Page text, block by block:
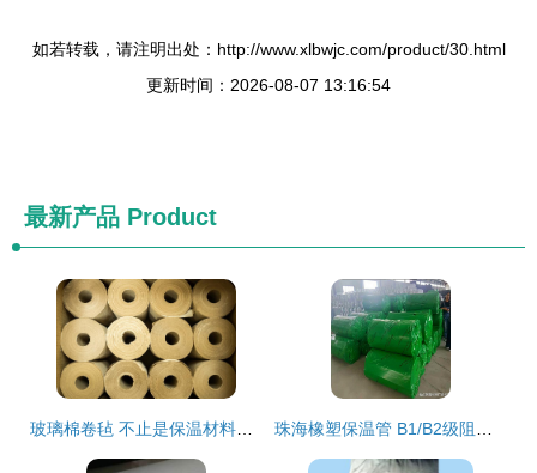
如若转载，请注明出处：http://www.xlbwjc.com/product/30.html
更新时间：2026-08-07 13:16:54
最新产品 Product